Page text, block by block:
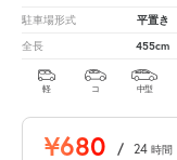
駐車場形式 平置き
全長 455cm
軽 コ 中型
¥680 / 24 時間